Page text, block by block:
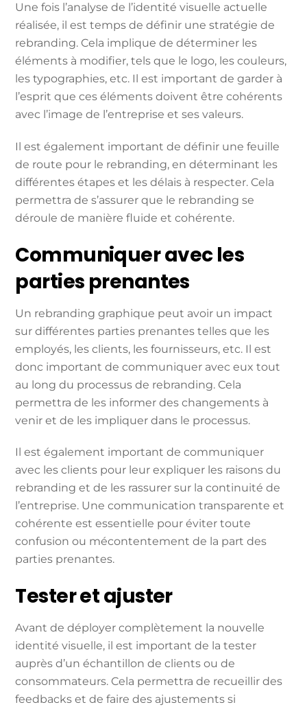
Une fois l’analyse de l’identité visuelle actuelle
réalisée, il est temps de définir une stratégie de
rebranding. Cela implique de déterminer les
éléments à modifier, tels que le logo, les couleurs,
les typographies, etc. Il est important de garder à
l’esprit que ces éléments doivent être cohérents
avec l’image de l’entreprise et ses valeurs.
Il est également important de définir une feuille
de route pour le rebranding, en déterminant les
différentes étapes et les délais à respecter. Cela
permettra de s’assurer que le rebranding se
déroule de manière fluide et cohérente.
Communiquer avec les
parties prenantes
Un rebranding graphique peut avoir un impact
sur différentes parties prenantes telles que les
employés, les clients, les fournisseurs, etc. Il est
donc important de communiquer avec eux tout
au long du processus de rebranding. Cela
permettra de les informer des changements à
venir et de les impliquer dans le processus.
Il est également important de communiquer
avec les clients pour leur expliquer les raisons du
rebranding et de les rassurer sur la continuité de
l’entreprise. Une communication transparente et
cohérente est essentielle pour éviter toute
confusion ou mécontentement de la part des
parties prenantes.
Tester et ajuster
Avant de déployer complètement la nouvelle
identité visuelle, il est important de la tester
auprès d’un échantillon de clients ou de
consommateurs. Cela permettra de recueillir des
feedbacks et de faire des ajustements si